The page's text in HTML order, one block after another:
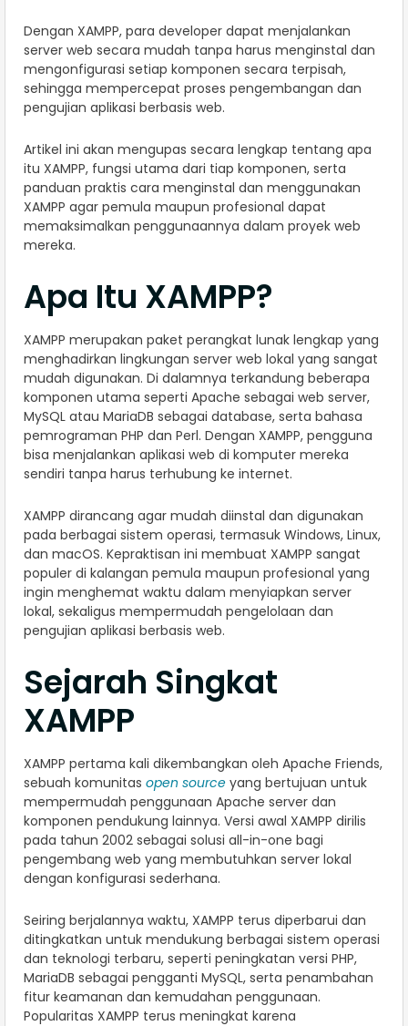
Dengan XAMPP, para developer dapat menjalankan
server web secara mudah tanpa harus menginstal dan
mengonfigurasi setiap komponen secara terpisah,
sehingga mempercepat proses pengembangan dan
pengujian aplikasi berbasis web.
Artikel ini akan mengupas secara lengkap tentang apa
itu XAMPP, fungsi utama dari tiap komponen, serta
panduan praktis cara menginstal dan menggunakan
XAMPP agar pemula maupun profesional dapat
memaksimalkan penggunaannya dalam proyek web
mereka.
Apa Itu XAMPP?
XAMPP merupakan paket perangkat lunak lengkap yang
menghadirkan lingkungan server web lokal yang sangat
mudah digunakan. Di dalamnya terkandung beberapa
komponen utama seperti Apache sebagai web server,
MySQL atau MariaDB sebagai database, serta bahasa
pemrograman PHP dan Perl. Dengan XAMPP, pengguna
bisa menjalankan aplikasi web di komputer mereka
sendiri tanpa harus terhubung ke internet.
XAMPP dirancang agar mudah diinstal dan digunakan
pada berbagai sistem operasi, termasuk Windows, Linux,
dan macOS. Kepraktisan ini membuat XAMPP sangat
populer di kalangan pemula maupun profesional yang
ingin menghemat waktu dalam menyiapkan server
lokal, sekaligus mempermudah pengelolaan dan
pengujian aplikasi berbasis web.
Sejarah Singkat
XAMPP
XAMPP pertama kali dikembangkan oleh Apache Friends,
sebuah komunitas open source yang bertujuan untuk
mempermudah penggunaan Apache server dan
komponen pendukung lainnya. Versi awal XAMPP dirilis
pada tahun 2002 sebagai solusi all-in-one bagi
pengembang web yang membutuhkan server lokal
dengan konfigurasi sederhana.
Seiring berjalannya waktu, XAMPP terus diperbarui dan
ditingkatkan untuk mendukung berbagai sistem operasi
dan teknologi terbaru, seperti peningkatan versi PHP,
MariaDB sebagai pengganti MySQL, serta penambahan
fitur keamanan dan kemudahan penggunaan.
Popularitas XAMPP terus meningkat karena